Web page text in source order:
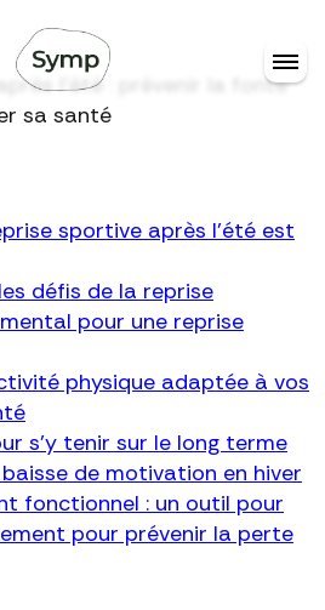
l’été : prévenir la fonte
sa santé
sportive après l'été est
défis de la reprise
pour une reprise
physique adaptée à vos
s’y tenir sur le long terme
de motivation en hiver
fonctionnel : un outil pour
pour prévenir la perte